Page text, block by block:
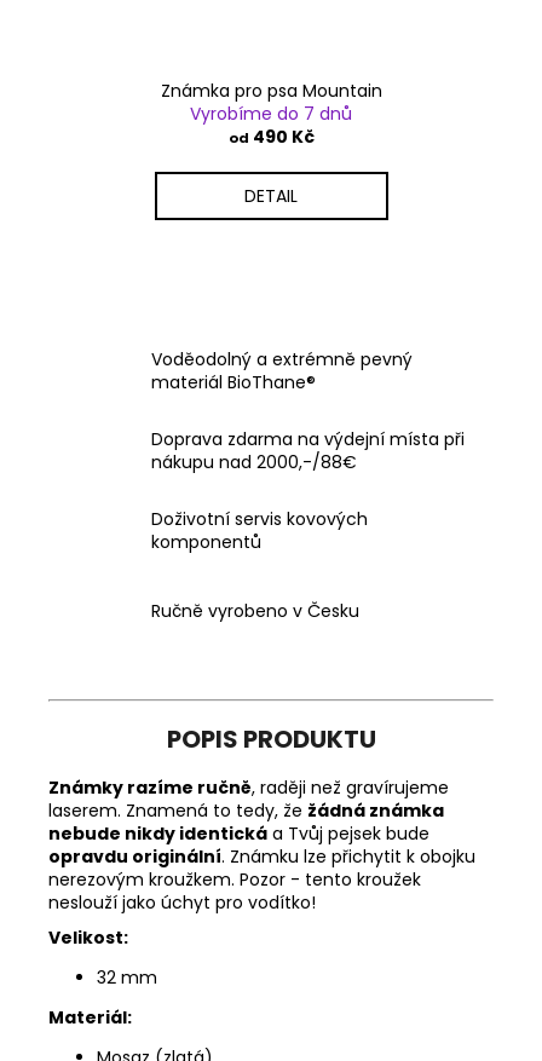
Známka pro psa Mountain
Vyrobíme do 7 dnů
od 490 Kč
DETAIL
Voděodolný a extrémně pevný
materiál BioThane®
Doprava zdarma na výdejní místa při
nákupu nad 2000,-/88€
Doživotní servis kovových
komponentů
Ručně vyrobeno v Česku
POPIS PRODUKTU
Známky razíme ručně, raději než gravírujeme
laserem. Znamená to tedy, že žádná známka
nebude nikdy identická a Tvůj pejsek bude
opravdu originální. Známku lze přichytit k obojku
nerezovým kroužkem. Pozor - tento kroužek
neslouží jako úchyt pro vodítko!
Velikost:
32 mm
Materiál: